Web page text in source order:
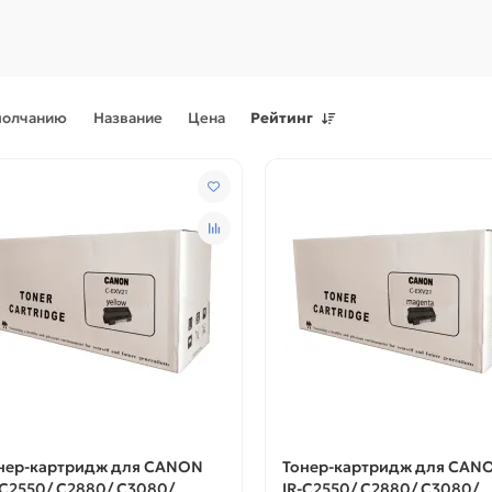
Поступления товаров 08.07.2026
- Новое поступление
Поступления товаров
23.06.2026 - Новое
Название Цена Рейтинг
картридж для CANON
Тонер-картридж для